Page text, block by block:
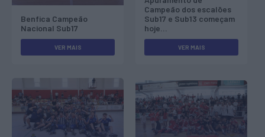
Benfica Campeão
Nacional Sub17
VER MAIS
Campeão dos escalões
Sub17 e Sub13 começam
hoje…
VER MAIS